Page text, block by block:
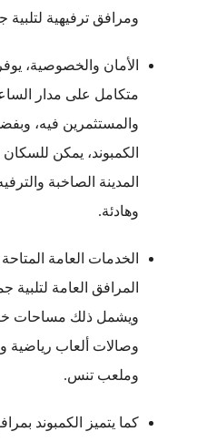
ومرافق ترفيهية لتلبية
الأمان والخصوصية،
متكامل على مدار
والمستثمرين فيه،
الكمبوند، يمكن
المدينة الصاخبة
وهادئة.
الخدمات العامة
المرافق العامة لتلبية
ويشمل ذلك مساحات
وصالات ألعاب
وملعب تنس.
كما يتميز الكمبوند